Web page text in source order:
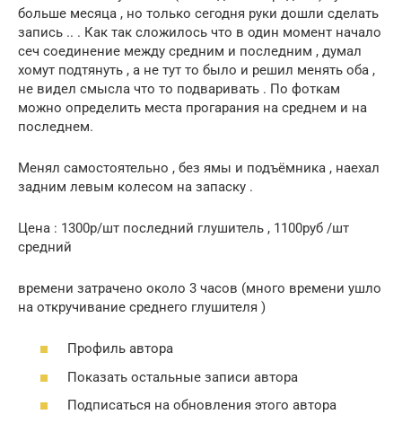
больше месяца , но только сегодня руки дошли сделать
запись .. . Как так сложилось что в один момент начало
сеч соединение между средним и последним , думал
хомут подтянуть , а не тут то было и решил менять оба ,
не видел смысла что то подваривать . По фоткам
можно определить места прогарания на среднем и на
последнем.
Менял самостоятельно , без ямы и подъёмника , наехал
задним левым колесом на запаску .
Цена : 1300р/шт последний глушитель , 1100руб /шт
средний
времени затрачено около 3 часов (много времени ушло
на откручивание среднего глушителя )
Профиль автора
Показать остальные записи автора
Подписаться на обновления этого автора